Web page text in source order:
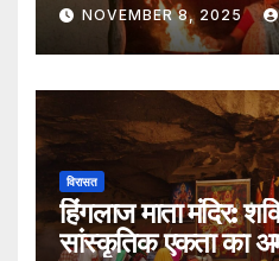
NOVEMBER 8, 2025
विरासत
हिंगलाज माता मंदिर:
सांस्कृतिक एकता का